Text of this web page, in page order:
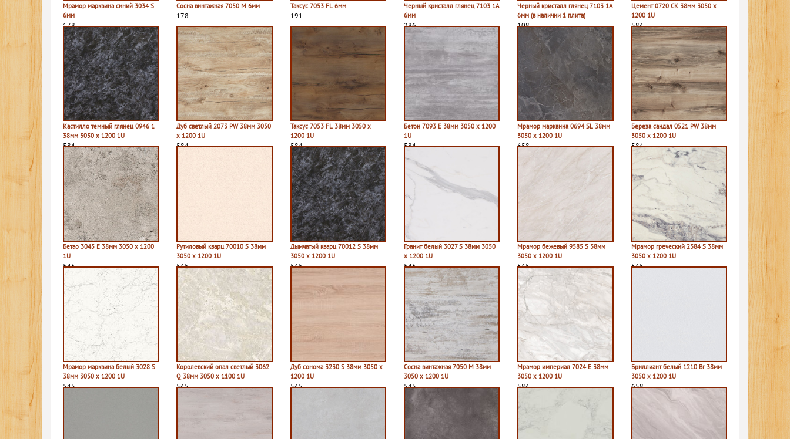
Мрамор марквина синий 3034 S
6мм
178
Сосна винтажная 7050 M 6мм
178
Таксус 7053 FL 6мм
191
Черный кристалл глянец 7103 1A
6мм
286
Черный кристалл глянец 7103 1A
6мм (в наличии 1 плита)
108
Цемент 0720 CK 38мм 3050 х
1200 1U
584
Кастилло темный глянец 0946 1
38мм 3050 х 1200 1U
584
Дуб светлый 2073 PW 38мм 3050
х 1200 1U
584
Таксус 7053 FL 38мм 3050 х
1200 1U
584
Бетон 7093 E 38мм 3050 х 1200
1U
584
Мрамор марквина 0694 SL 38мм
3050 х 1200 1U
658
Береза сандал 0521 PW 38мм
3050 х 1200 1U
584
Бетао 3045 E 38мм 3050 х 1200
1U
545
Рутиловый кварц 70010 S 38мм
3050 х 1200 1U
545
Дымчатый кварц 70012 S 38мм
3050 х 1200 1U
545
Гранит белый 3027 S 38мм 3050
х 1200 1U
545
Мрамор бежевый 9585 S 38мм
3050 х 1200 1U
545
Мрамор греческий 2384 S 38мм
3050 х 1200 1U
545
Мрамор марквина белый 3028 S
38мм 3050 х 1200 1U
545
Королевский опал светлый 3062
Q 38мм 3050 х 1100 1U
545
Дуб сонома 3230 S 38мм 3050 х
1200 1U
545
Сосна винтажная 7050 M 38мм
3050 х 1200 1U
545
Мрамор империал 7024 E 38мм
3050 х 1200 1U
584
Бриллиант белый 1210 Br 38мм
3050 х 1200 1U
658